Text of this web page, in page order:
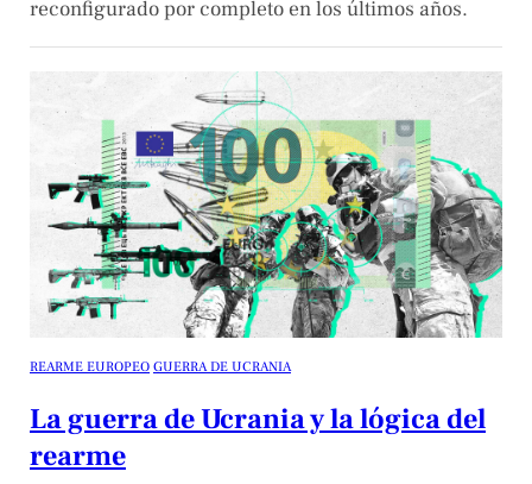
reconfigurado por completo en los últimos años.
REARME EUROPEO GUERRA DE UCRANIA
La guerra de Ucrania y la lógica del
rearme